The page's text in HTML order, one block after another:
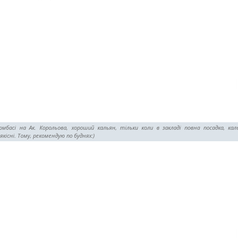
на Ак. Корольова, хороший кальян, тільки коли в закладі повна посадка,
Тому, рекомендую по буднях:)